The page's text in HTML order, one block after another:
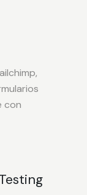
con